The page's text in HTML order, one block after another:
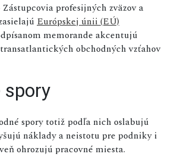
Zástupcovia profesijných zväzov a
Európskej únii (EÚ)
memorande akcentujú
obchodných vzťahov
spory
spory totiž podľa nich oslabujú
náklady a neistotu pre podniky i
ohrozujú pracovné miesta.